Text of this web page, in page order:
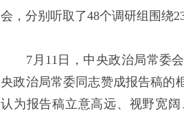
会，分别听取了48个调研组围绕
7月11日，中央政治局常委会
央政治局常委同志赞成报告稿的
认为报告稿立意高远、视野宽